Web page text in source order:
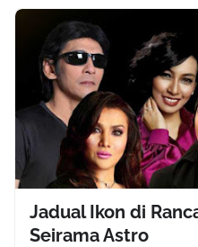
Jadual Ikon di
Seirama Astro